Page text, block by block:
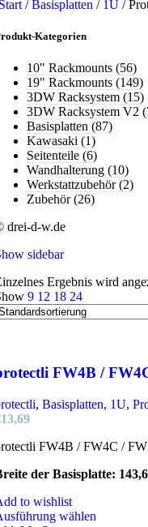
/ Basisplatten / 1U /
Kategorien
10" Rackmounts (56)
19" Rackmounts (149)
3DW Racksystem (15)
3DW Racksystem V2
Basisplatten (87)
Kawasaki (1)
Seitenteile (6)
Wandhalterung (10)
Werkstattzubehör(2)
Zubehör(26)
drei-d-w.de
sidebar
Ergebnis wird
9 12 18 24
FW4B /
, Basisplatten, 1U,
13,69
FW4B / FW4C /
der Basisplatte:
to wishlist
wählen